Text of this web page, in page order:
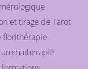
et tirage de Tarot
florithérapie